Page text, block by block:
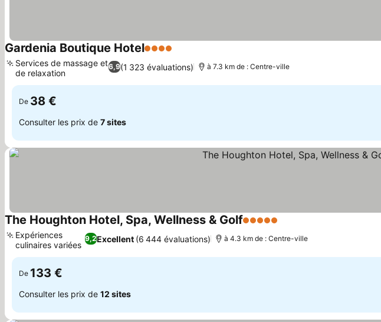
Gardenia Boutique Hotel4 Étoiles
6,9(1 323 évaluations)
Services de massage et
de relaxation
à 7.3 km de : Centre-ville
De 38 €
Consulter les prix de 7 sites
The Houghton Hotel, Spa, Wellness & Golf5 Étoiles
9,2Excellent (6 444 évaluations)
Expériences
culinaires variées
à 4.3 km de : Centre-ville
De 133 €
Consulter les prix de 12 sites